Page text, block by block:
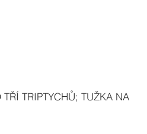
TŘÍ TRIPTYCHŮ; TUŽKA NA